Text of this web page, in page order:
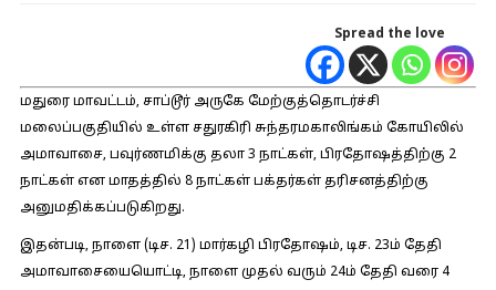
Spread the love
மதுரை மாவட்டம், சாப்டூர் அருகே மேற்குத்தொடர்ச்சி
மலைப்பகுதியில் உள்ள சதுரகிரி சுந்தரமகாலிங்கம் கோயிலில்
அமாவாசை, பவுர்ணமிக்கு தலா 3 நாட்கள், பிரதோஷத்திற்கு 2
நாட்கள் என மாதத்தில் 8 நாட்கள் பக்தர்கள் தரிசனத்திற்கு
அனுமதிக்கப்படுகிறது.
இதன்படி, நாளை (டிச. 21) மார்கழி பிரதோஷம், டிச. 23ம் தேதி
அமாவாசையையொட்டி, நாளை முதல் வரும் 24ம் தேதி வரை 4